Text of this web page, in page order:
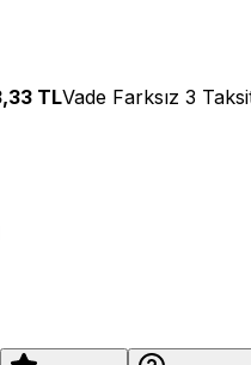
TLVade Farksız 3